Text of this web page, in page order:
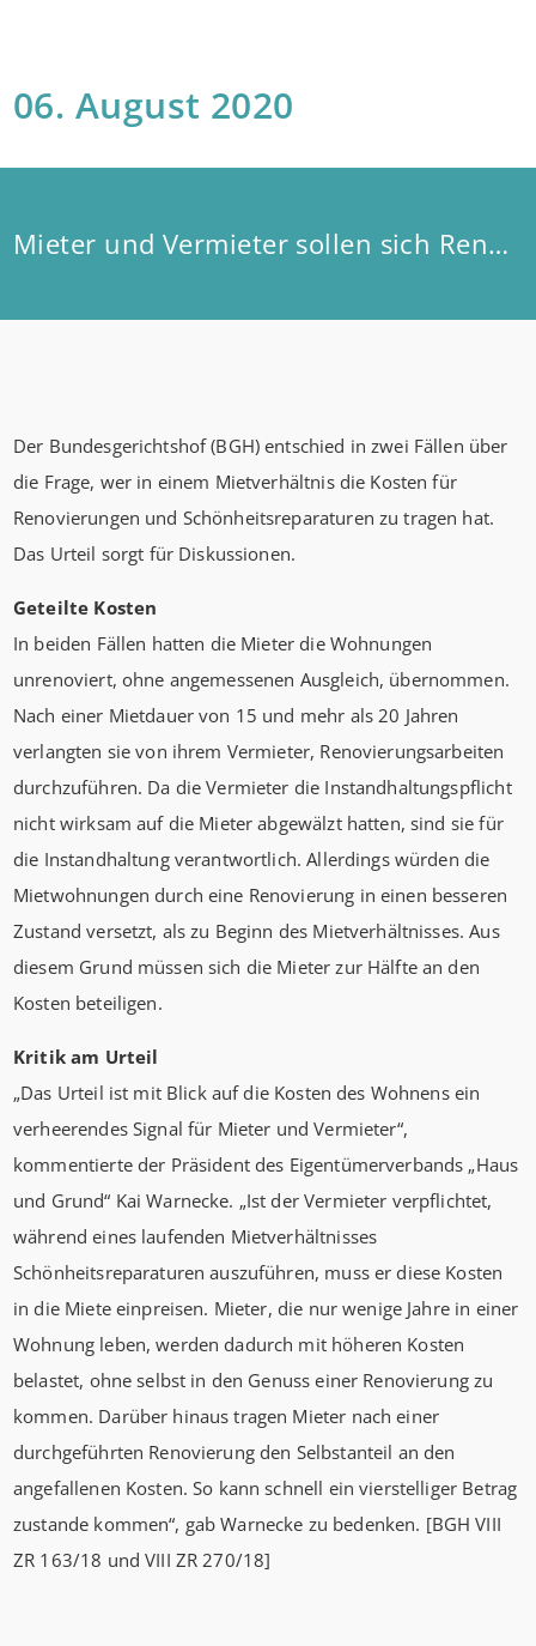
06. August 2020
Mieter und Vermieter sollen sich Renovierungskosten teilen
Der Bundesgerichtshof (BGH) entschied in zwei Fällen über
die Frage, wer in einem Mietverhältnis die Kosten für
Renovierungen und Schönheitsreparaturen zu tragen hat.
Das Urteil sorgt für Diskussionen.
Geteilte Kosten
In beiden Fällen hatten die Mieter die Wohnungen
unrenoviert, ohne angemessenen Ausgleich, übernommen.
Nach einer Mietdauer von 15 und mehr als 20 Jahren
verlangten sie von ihrem Vermieter, Renovierungsarbeiten
durchzuführen. Da die Vermieter die Instandhaltungspflicht
nicht wirksam auf die Mieter abgewälzt hatten, sind sie für
die Instandhaltung verantwortlich. Allerdings würden die
Mietwohnungen durch eine Renovierung in einen besseren
Zustand versetzt, als zu Beginn des Mietverhältnisses. Aus
diesem Grund müssen sich die Mieter zur Hälfte an den
Kosten beteiligen.
Kritik am Urteil
„Das Urteil ist mit Blick auf die Kosten des Wohnens ein
verheerendes Signal für Mieter und Vermieter“,
kommentierte der Präsident des Eigentümerverbands „Haus
und Grund“ Kai Warnecke. „Ist der Vermieter verpflichtet,
während eines laufenden Mietverhältnisses
Schönheitsreparaturen auszuführen, muss er diese Kosten
in die Miete einpreisen. Mieter, die nur wenige Jahre in einer
Wohnung leben, werden dadurch mit höheren Kosten
belastet, ohne selbst in den Genuss einer Renovierung zu
kommen. Darüber hinaus tragen Mieter nach einer
durchgeführten Renovierung den Selbstanteil an den
angefallenen Kosten. So kann schnell ein vierstelliger Betrag
zustande kommen“, gab Warnecke zu bedenken. [BGH VIII
ZR 163/18 und VIII ZR 270/18]